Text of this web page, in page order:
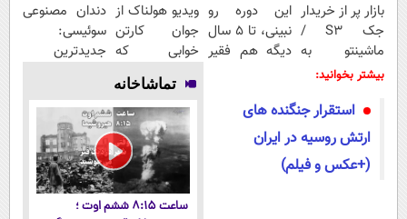
بازار پر از خریدار
جک S3 /
ماشینتو به
راحتی بفروش
این دوره رو
نبینی، تا 5 سال
دیگه هم فقیر
کن
ویدیو هولناک از
جوان کارتن
خوابی که
میلیاردر شد.
آموزش رایگان
دندان مصنوعی
سوئیسی:
جدیدترین
پرداخت قسطی
بیشتر بخوانید:
استقرار جنگنده های
ارتش روسیه در ایران
(+عکس و فیلم)
تماشاخانه
ساعت ۸:۱۵ ششم اوت ؛